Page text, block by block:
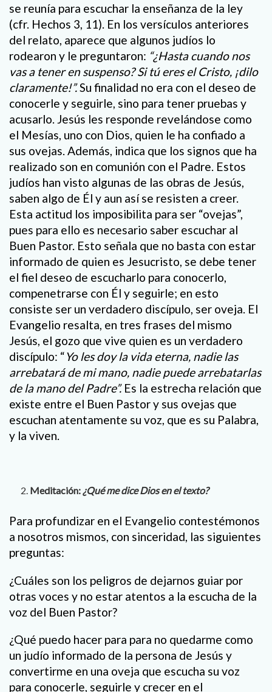
se reunía para escuchar la enseñanza de la ley
(cfr. Hechos 3, 11). En los versículos anteriores
del relato, aparece que algunos judíos lo
rodearon y le preguntaron: “¿Hasta cuando nos
vas a tener en suspenso? Si tú eres el Cristo, ¡dilo
claramente!”.Su finalidad no era con el deseo de
conocerle y seguirle, sino para tener pruebas y
acusarlo. Jesús les responde revelándose como
el Mesías, uno con Dios, quien le ha confiado a
sus ovejas. Además, indica que los signos que ha
realizado son en comunión con el Padre. Estos
judíos han visto algunas de las obras de Jesús,
saben algo de Él y aun así se resisten a creer.
Esta actitud los imposibilita para ser “ovejas”,
pues para ello es necesario saber escuchar al
Buen Pastor. Esto señala que no basta con estar
informado de quien es Jesucristo, se debe tener
el fiel deseo de escucharlo para conocerlo,
compenetrarse con Él y seguirle; en esto
consiste ser un verdadero discípulo, ser oveja. El
Evangelio resalta, en tres frases del mismo
Jesús, el gozo que vive quien es un verdadero
discípulo: “Yo les doy la vida eterna, nadie las
arrebatará de mi mano, nadie puede arrebatarlas
de la mano del Padre”. Es la estrecha relación que
existe entre el Buen Pastor y sus ovejas que
escuchan atentamente su voz, que es su Palabra,
y la viven.
Meditación: ¿Qué me dice Dios en el texto?
Para profundizar en el Evangelio contestémonos
a nosotros mismos, con sinceridad, las siguientes
preguntas:
¿Cuáles son los peligros de dejarnos guiar por
otras voces y no estar atentos a la escucha de la
voz del Buen Pastor?
¿Qué puedo hacer para para no quedarme como
un judío informado de la persona de Jesús y
convertirme en una oveja que escucha su voz
para conocerle, seguirle y crecer en el